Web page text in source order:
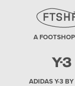
A
ADIDAS Y-3 BY